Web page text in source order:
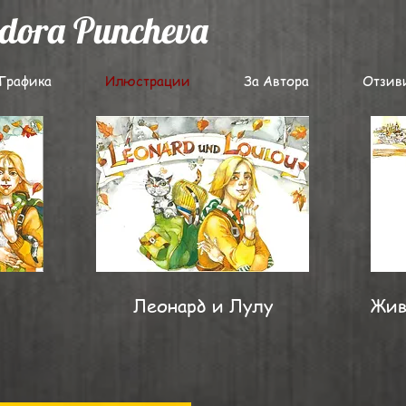
Puncheva
Леонард и Лулу
Илюстрации За Автора